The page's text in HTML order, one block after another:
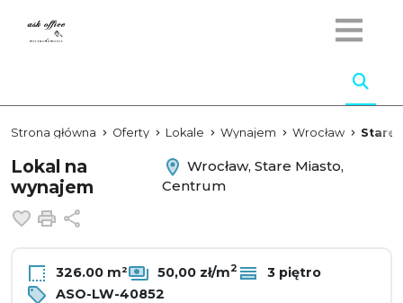
Strona główna Oferty Lokale Wynajem Wrocław Stare
Lokal na
wynajem
Wrocław, Stare Miasto,
Centrum
Dodaj do ulubionych
Drukuj
326.00 m² 50,00 zł/m2
3 piętro
ASO-LW-40852